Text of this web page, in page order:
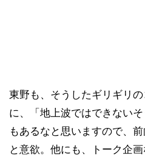
東野も、そうしたギリギリ
に、「地上波ではできない
もあるなと思いますので、
と意欲。他にも、トーク企